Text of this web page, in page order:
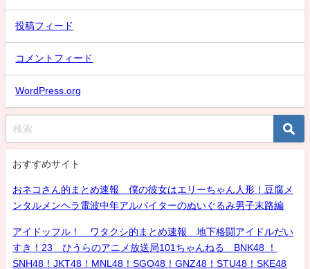
投稿フィード
コメントフィード
WordPress.org
おすすめサイト
おネコさん的まとめ速報 僕の彼女はエリーちゃん人形！豆腐メ
ンタルメンヘラ電波中年アルバイターのぬいぐるみ男子末路編
アイドッフル！ ワタクシ的まとめ速報 地下格闘アイドルだい
すき！23 ひうらのアニメ放送局101ちゃんねる BNK48 ！
SNH48！JKT48！MNL48！SGO48！GNZ48！STU48！SKE48